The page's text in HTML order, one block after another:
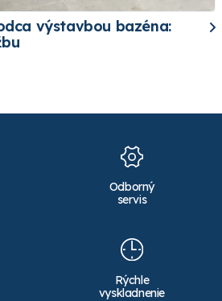
výstavbou bazéna:
Odborný
servis
Rýchle
vyskladnenie